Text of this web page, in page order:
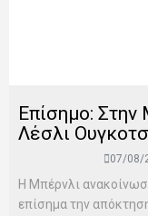
Επίσημο: Στην
Λέσλι
07/08/
Η Μπέρνλι
επίσημα την